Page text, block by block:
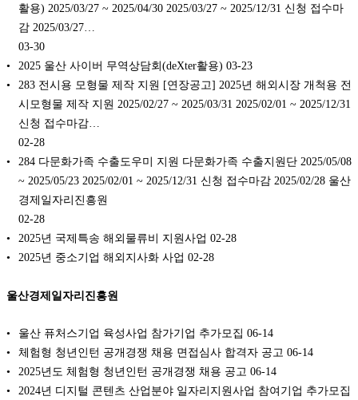
활용) 2025/03/27 ~ 2025/04/30 2025/03/27 ~ 2025/12/31 신청 접수마
감 2025/03/27…
03-30
2025 울산 사이버 무역상담회(deXter활용) 03-23
283 전시용 모형물 제작 지원 [연장공고] 2025년 해외시장 개척용 전
시모형물 제작 지원 2025/02/27 ~ 2025/03/31 2025/02/01 ~ 2025/12/31
신청 접수마감…
02-28
284 다문화가족 수출도우미 지원 다문화가족 수출지원단 2025/05/08
~ 2025/05/23 2025/02/01 ~ 2025/12/31 신청 접수마감 2025/02/28 울산
경제일자리진흥원
02-28
2025년 국제특송 해외물류비 지원사업 02-28
2025년 중소기업 해외지사화 사업 02-28
울산경제일자리진흥원
울산 퓨처스기업 육성사업 참가기업 추가모집 06-14
체험형 청년인턴 공개경쟁 채용 면접심사 합격자 공고 06-14
2025년도 체험형 청년인턴 공개경쟁 채용 공고 06-14
2024년 디지털 콘텐츠 산업분야 일자리지원사업 참여기업 추가모집